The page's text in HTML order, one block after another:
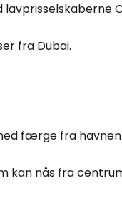
fra Dubai.
færge fra
kan nås fra
på